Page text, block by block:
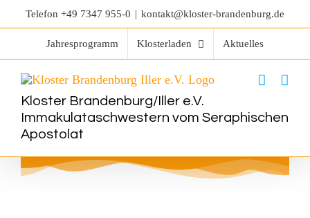
Telefon +49 7347 955-0 | kontakt@kloster-brandenburg.de
Jahresprogramm Klosterladen Aktuelles
Kloster Brandenburg/Iller e.V.
Immakulataschwestern vom Seraphischen
Apostolat